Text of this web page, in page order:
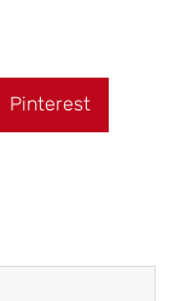
Pinterest